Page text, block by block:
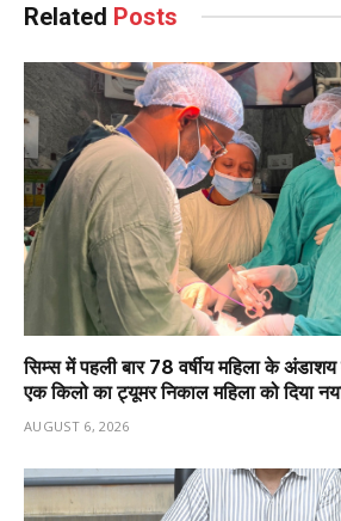
Related Posts
सिम्स में पहली बार 78 वर्षीय महिला के
एक किलो का ट्यूमर निकाल महिला को दिया
AUGUST 6, 2026